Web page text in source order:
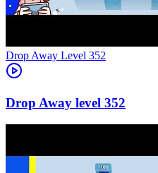
Level 352
352